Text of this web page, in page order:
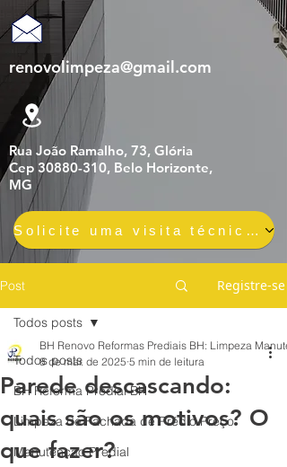
renovolimpeza@gmail.com
Rua João Ramalho, 73, Glória
Cep 30880-310, Belo Horizonte,
MG
Solicite uma visita técnica gratuita e sem compromisso
Post Registre-se
Todos posts
BH Reforma Predial BH
Limpeza de Fachada de Prédio Preço
Manutenção Predial
Todos posts
Parede descascando:
quais são os motivos? O
que fazer?
BH Renovo Reformas Prediais BH: Limpeza
8 de mar. de 2025 5 min de leitura